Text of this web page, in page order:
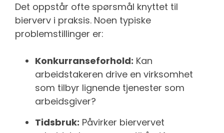
Det oppstår ofte spørsmål knyttet til
bierverv i praksis. Noen typiske
problemstillinger er:
Konkurranseforhold: Kan
arbeidstakeren drive en virksomhet
som tilbyr lignende tjenester som
arbeidsgiver?
Tidsbruk: Påvirker biervervet